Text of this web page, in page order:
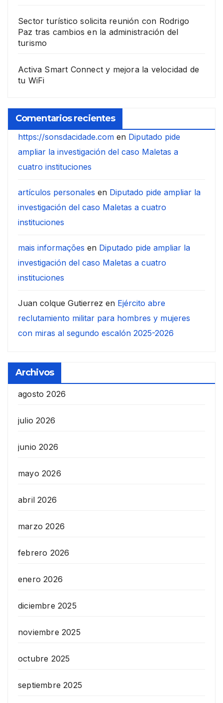
Sector turístico solicita reunión con Rodrigo
Paz tras cambios en la administración del
turismo
Activa Smart Connect y mejora la velocidad de
tu WiFi
Comentarios recientes
https://sonsdacidade.com en Diputado pide
ampliar la investigación del caso Maletas a
cuatro instituciones
artículos personales en Diputado pide ampliar la
investigación del caso Maletas a cuatro
instituciones
mais informações en Diputado pide ampliar la
investigación del caso Maletas a cuatro
instituciones
Juan colque Gutierrez en Ejército abre
reclutamiento militar para hombres y mujeres
con miras al segundo escalón 2025-2026
Archivos
agosto 2026
julio 2026
junio 2026
mayo 2026
abril 2026
marzo 2026
febrero 2026
enero 2026
diciembre 2025
noviembre 2025
octubre 2025
septiembre 2025